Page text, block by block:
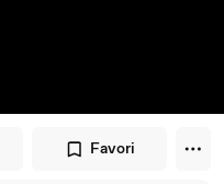
Favori